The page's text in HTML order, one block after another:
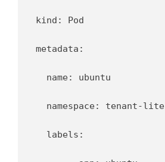
kind: Pod
metadata:
  name: ubuntu
  namespace: tenant-lite
  labels: